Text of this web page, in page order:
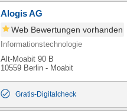
Alogis AG
Web Bewertungen vorhanden
Informationstechnologie
Alt-Moabit 90 B
10559 Berlin - Moabit
Gratis-Digitalcheck